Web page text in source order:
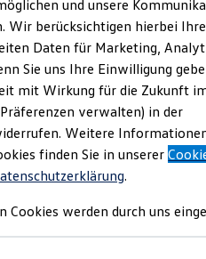
und Gebrauchtwagen
und unsere
Wir berücksichtigen hierbei Ihre
Daten für Marketing,
Sie uns Ihre Einwilligung
mit Wirkung für die Zukunft
verwalten) in der
Weitere
finden Sie in unserer
.
Cookies werden durch uns